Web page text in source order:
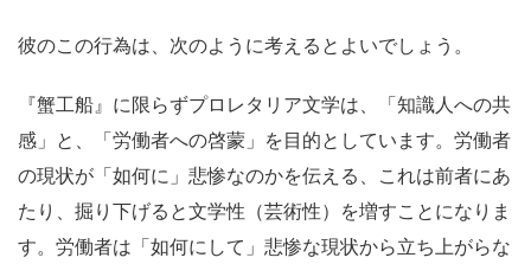
彼のこの行為は、次のように考えるとよいでしょう。
『蟹工船』に限らずプロレタリア文学は、「知識人への共
感」と、「労働者への啓蒙」を目的としています。労働者
の現状が「如何に」悲惨なのかを伝える、これは前者にあ
たり、掘り下げると文学性（芸術性）を増すことになりま
す。労働者は「如何にして」悲惨な現状から立ち上がらな